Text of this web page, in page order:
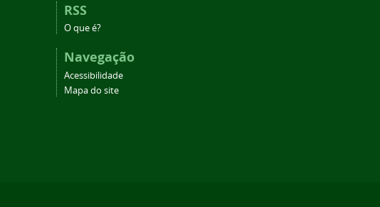
RSS
O que é?
Navegação
Acessibilidade
Mapa do site